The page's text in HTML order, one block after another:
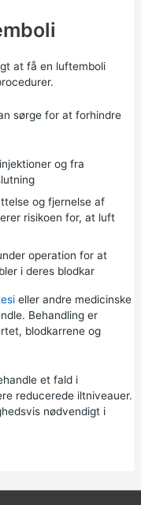
at få en luftemboli
sørge for at forhindre
og fra
og fjernelse af
risikoen for, at luft
operation for at
i deres blodkar
eller andre medicinske
Behandling er
blodkarrene og
et fald i
reducerede iltniveauer.
nødvendigt i